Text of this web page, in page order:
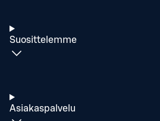
Suosittelemme
Asiakaspalvelu